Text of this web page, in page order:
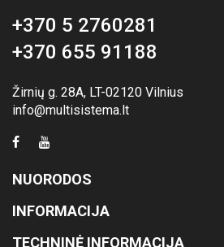
+370 5 2760281
+370 655 91188
Žirnių g. 28A, LT-02120 Vilnius
info@multisistema.lt
NUORODOS
INFORMACIJA
TECHNINĖ INFORMACIJA